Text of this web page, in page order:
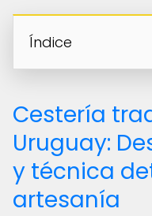
Índice
Cestería
Uruguay:
y técnica
artesanía